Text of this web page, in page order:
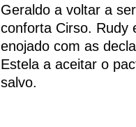
Geraldo a voltar a
conforta Cirso. Rudy
enojado com as
Estela a aceitar o
salvo.